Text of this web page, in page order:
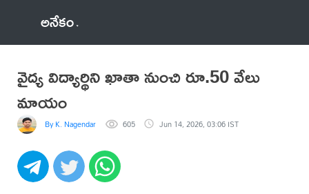
అనేకం
వైద్య విద్యార్థిని ఖాతా నుంచి రూ.50 వేలు
మాయం
By K. Nagendar 605 Jun 14, 2026, 03:06 IST